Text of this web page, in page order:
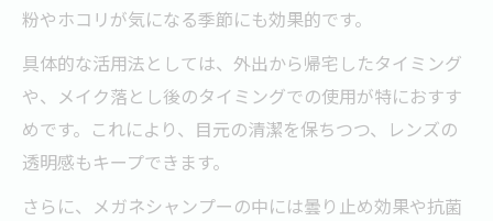
粉やホコリが気になる季節にも効果的です。
具体的な活用法としては、外出から帰宅したタイミング
や、メイク落とし後のタイミングでの使用が特におすす
めです。これにより、目元の清潔を保ちつつ、レンズの
透明感もキープできます。
さらに、メガネシャンプーの中には曇り止め効果や抗菌